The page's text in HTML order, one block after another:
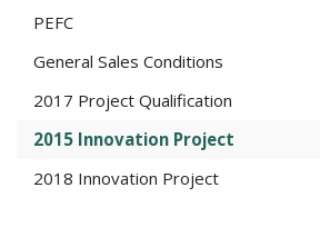
PEFC
General Sales Conditions
2017 Project Qualification
2015 Innovation Project
2018 Innovation Project